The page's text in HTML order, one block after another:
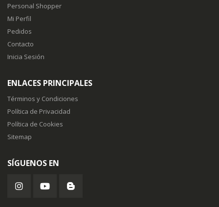
Personal Shopper
Mi Perfil
Pedidos
Contacto
Inicia Sesión
ENLACES PRINCIPALES
Términos y Condiciones
Política de Privacidad
Política de Cookies
Sitemap
SÍGUENOS EN